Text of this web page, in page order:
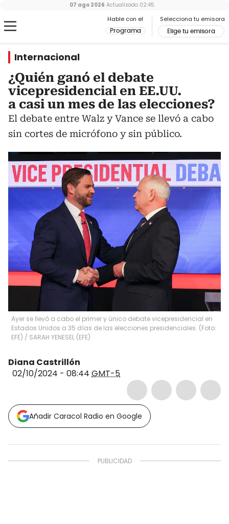
Hable con el
Programa
Selecciona tu emisora
Elige tu emisora
07 ago 2026 Actualizado 02:45
Internacional
¿Quién ganó el debate
vicepresidencial en EE.UU.
a casi un mes de las elecciones?
El debate entre Walz y Vance se llevó a cabo
sin cortes de micrófono y sin público.
Ayer se llevó a cabo el primer y único debate vicepresidencial en
Estados Unidos a 35 días de las elecciones presidenciales. (Foto:
EFE) / SARAH YENESEL (EFE)
Diana Castrillón
02/10/2024 - 08:44 GMT-5
Añadir Caracol Radio en Google